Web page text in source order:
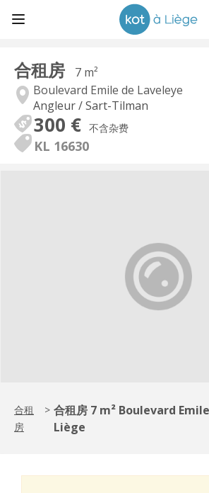
合租房
7 m²
Boulevard Emile de Laveleye
Angleur / Sart-Tilman
300 € 不含杂费
KL 16630
合租
房
> 合租房 7 m² Boulevard
Liège